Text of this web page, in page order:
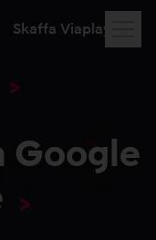
Skaffa Viaplay
Google